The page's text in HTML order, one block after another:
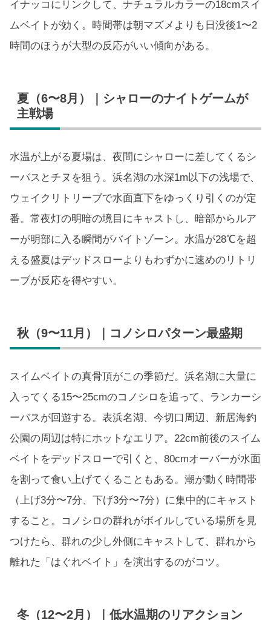
イナッコにリンクして、ナチュラルカラーの18cmスイ
ムベイトが効く。時間帯は朝マズメよりも日没後1〜2
時間のほうが大型の反応がいい傾向がある。
夏（6〜8月）｜シャローのナイトゲームが
主戦場
水温が上がる夏場は、夜間にシャローに差してくるシ
ーバスとチヌを狙う。浜名湖の水深1m以下の浅場で、
ウェイクリトリーブで水面直下をゆっくり引くのが定
番。常夜灯の明暗の境目にキャストし、暗部からルア
ーが明部に入る瞬間がバイトゾーン。水温が28℃を超
える盛夏はデッドスローよりもわずかに速めのリトリ
ーブが反応を得やすい。
秋（9〜11月）｜コノシロパターン最盛期
スイムベイトの真骨頂がこの季節だ。浜名湖に大量に
入ってくる15〜25cmのコノシロを追って、ランカーシ
ーバスが回遊する。表浜名湖、今切口周辺、新居海釣
公園の周辺は特にホットなエリア。22cm前後のスイム
ベイトをデッドスローで引くと、80cmオーバーが水面
を割って食い上げてくることもある。潮が動く時間帯
（上げ3分〜7分、下げ3分〜7分）に集中的にキャスト
すること。コノシロの群れがボイルしている場所を見
つけたら、群れの少し外側にキャストして、群れから
離れた「はぐれベイト」を演出するのがコツ。
冬（12〜2月）｜低水温期のリアクション